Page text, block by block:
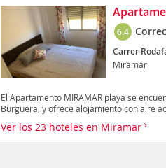
6.4
Carrer
Miramar
El Apartamento MIRAMAR playa se
Burguera, y ofrece alojamiento con aire
Ver los 23 hoteles en Miramar